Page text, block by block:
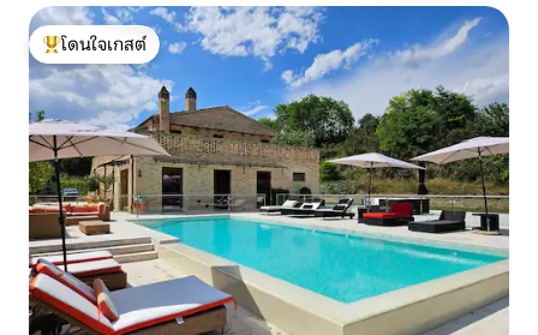
โดนใจเกสต์ที่สุด
โดนใจเกสต์